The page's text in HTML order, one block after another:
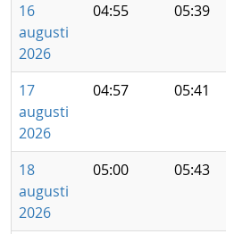
16
augusti
2026
04:55 05:39
17
augusti
2026
04:57 05:41
18
augusti
2026
05:00 05:43